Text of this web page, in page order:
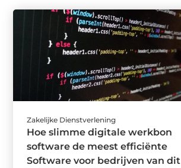
Zakelijke Dienstverlening
Hoe slimme digitale werkbon
software de meest efficiënte
Software voor bedrijven van dit